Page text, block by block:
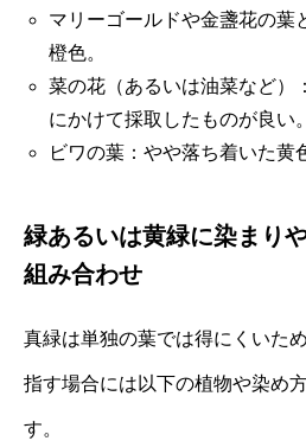
マリーゴールドや金盞花の葉
橙色。
菜の花（あるいは油菜など）
にかけて採取したものが良い。
ビワの葉：やや落ち着いた黄
緑あるいは黄緑に染まり
組み合わせ
真緑は単独の葉では得にくいた
指す場合には以下の植物や染め
す。